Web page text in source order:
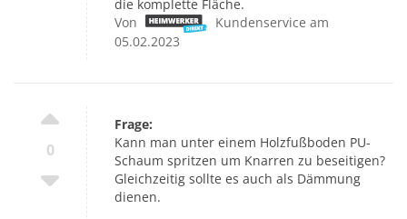
die komplette Fläche.
Von
Kundenservice am
05.02.2023
0
Frage:
Kann man unter einem Holzfußboden PU-
Schaum spritzen um Knarren zu beseitigen?
Gleichzeitig sollte es auch als Dämmung
dienen.